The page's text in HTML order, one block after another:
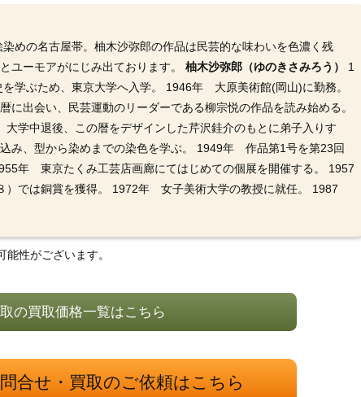
めの名古屋帯。柚木沙弥郎の作品は民芸的な味わいを色濃く残
ユーモアがにじみ出ております。 柚木沙弥郎（ゆのきさみろう）
1
ぶため、東京大学へ入学。 1946年 大原美術館(岡山)に勤務。
に出会い、民芸運動のリーダーである柳宗悦の作品を読み始める。
学中退後、この暦をデザインした芹沢銈介のもとに弟子入りす
み、型から染めまでの染色を学ぶ。 1949年 作品第1号を第23回
年 東京たくみ工芸店画廊にてはじめての個展を開催する。 1957
）では銅賞を獲得。 1972年 女子美術大学の教授に就任。 1987
性がございます。
の買取価格一覧はこちら
合せ・買取のご依頼はこちら